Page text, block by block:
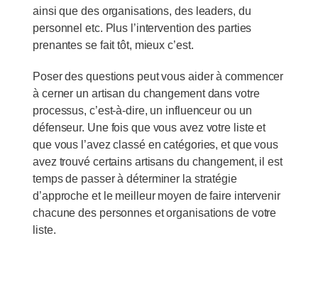
ainsi que des organisations, des leaders, du
personnel etc. Plus l’intervention des parties
prenantes se fait tôt, mieux c’est.
Poser des questions peut vous aider à commencer
à cerner un artisan du changement dans votre
processus, c’est-à-dire, un influenceur ou un
défenseur. Une fois que vous avez votre liste et
que vous l’avez classé en catégories, et que vous
avez trouvé certains artisans du changement, il est
temps de passer à déterminer la stratégie
d’approche et le meilleur moyen de faire intervenir
chacune des personnes et organisations de votre
liste.